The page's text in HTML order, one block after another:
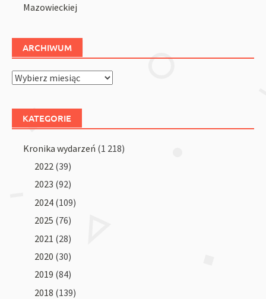
Mazowieckiej
ARCHIWUM
Archiwum
KATEGORIE
Kronika wydarzeń (1 218)
2022 (39)
2023 (92)
2024 (109)
2025 (76)
2021 (28)
2020 (30)
2019 (84)
2018 (139)